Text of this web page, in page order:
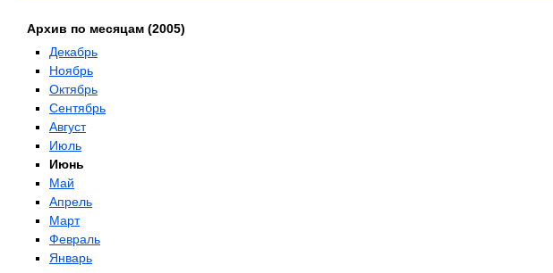
Архив по месяцам (2005)
Декабрь
Ноябрь
Октябрь
Сентябрь
Август
Июль
Июнь
Май
Апрель
Март
Февраль
Январь